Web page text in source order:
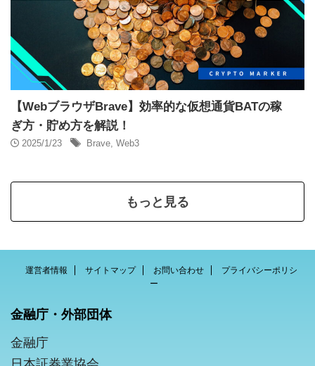
【WebブラウザBrave】効率的な仮想通貨BATの稼
ぎ方・貯め方を解説！
2025/1/23 Brave, Web3
もっと見る
運営者情報 サイトマップ お問い合わせ
プライバシーポリシ
ー
金融庁・外部団体
金融庁